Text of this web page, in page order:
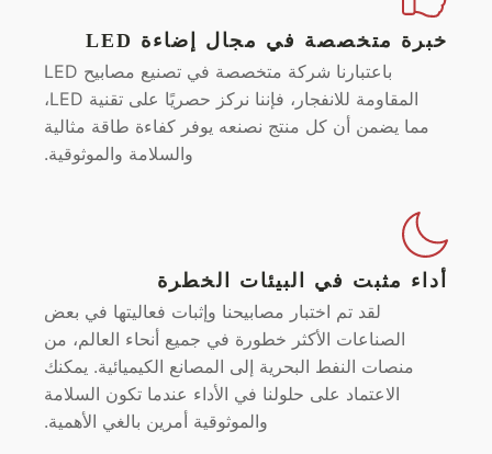
خبرة متخصصة في مجال إضاءة LED
باعتبارنا شركة متخصصة في تصنيع مصابيح LED
المقاومة للانفجار، فإننا نركز حصريًا على تقنية LED،
مما يضمن أن كل منتج نصنعه يوفر كفاءة طاقة مثالية
والسلامة والموثوقية.
أداء مثبت في البيئات الخطرة
لقد تم اختبار مصابيحنا وإثبات فعاليتها في بعض
الصناعات الأكثر خطورة في جميع أنحاء العالم، من
منصات النفط البحرية إلى المصانع الكيميائية. يمكنك
الاعتماد على حلولنا في الأداء عندما تكون السلامة
والموثوقية أمرين بالغي الأهمية.